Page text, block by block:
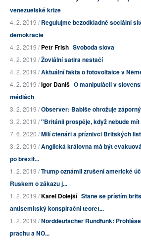
venezuelské krize
4. 2. 2019 /Regulujme bezodkladně sociální
demokracie
4. 2. 2019 /Petr Frish Svoboda slova
4. 2. 2019 /Žoviální satira nestačí
4. 2. 2019 /Aktuální fakta o fotovoltaice v
4. 2. 2019 /Igor Daniš O manipulácii v
médiách
3. 2. 2019 /Observer: Babiše ohrožuje
3. 2. 2019 /"Británii prospěje, když nebude
7. 6. 2020 /Milí čtenáři a příznivci Britských
3. 2. 2019 /Anglická královna má být
po brexit...
1. 2. 2019 /Trump oznámil zrušení americké
Ruskem o zákazu j...
1. 2. 2019 /Karel Dolejší Stane se příštím
antisemitský konspirační teoret...
1. 2. 2019 /Norddeutscher Rundfunk:
prachu a NO...